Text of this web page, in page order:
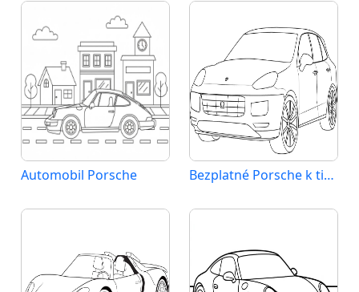
Automobil Porsche Bezplatné Porsche k tisku